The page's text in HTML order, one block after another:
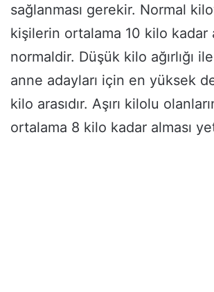
sağlanması gerekir. Normal
kişilerin ortalama 10 kilo kadar
normaldir. Düşük kilo ağırlığı
anne adayları için en yüksek
kilo arasıdır. Aşırı kilolu
ortalama 8 kilo kadar alması